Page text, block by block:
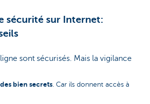
sécurité sur Internet:
sont sécurisés. Mais la vigilance
bien secrets. Car ils donnent accès à